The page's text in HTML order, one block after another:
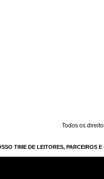
Todos os
TIME DE LEITORES, PARCEIROS